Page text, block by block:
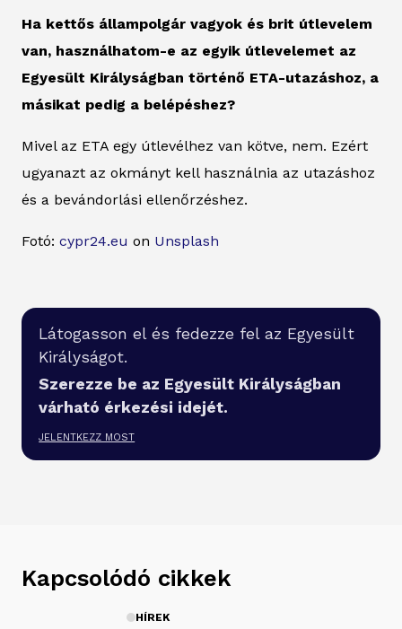
Ha kettős állampolgár vagyok és brit útlevelem
van, használhatom-e az egyik útlevelemet az
Egyesült Királyságban történő ETA-utazáshoz, a
másikat pedig a belépéshez?
Mivel az ETA egy útlevélhez van kötve, nem. Ezért
ugyanazt az okmányt kell használnia az utazáshoz
és a bevándorlási ellenőrzéshez.
Fotó: cypr24.eu on Unsplash
Látogasson el és fedezze fel az Egyesült
Királyságot.
Szerezze be az Egyesült Királyságban
várható érkezési idejét.
JELENTKEZZ MOST
Kapcsolódó cikkek
HÍREK